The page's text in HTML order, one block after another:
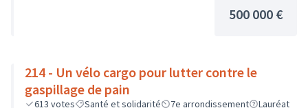
500 000 €
214 - Un vélo cargo pour lutter contre le
gaspillage de pain
613 votes Santé et solidarité 7e arrondissement Lauréat